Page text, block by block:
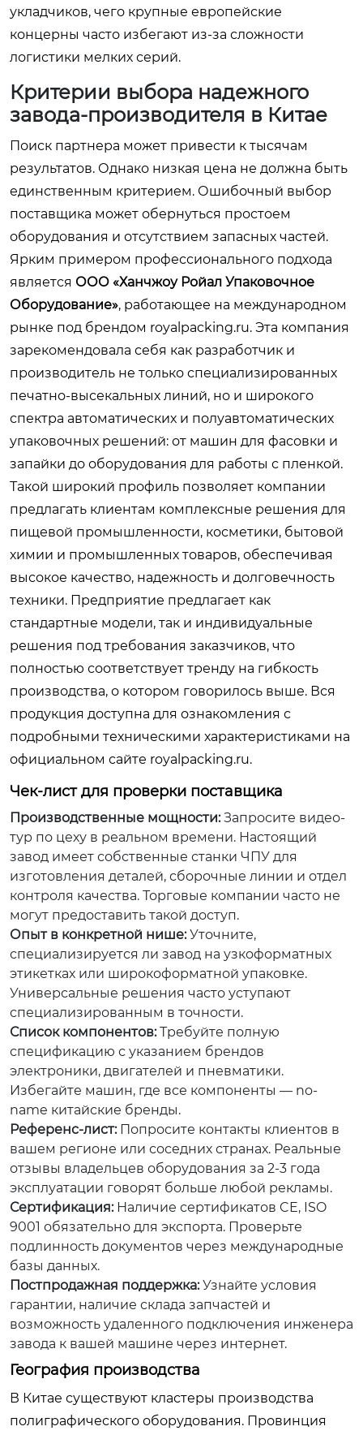
укладчиков, чего крупные европейские
концерны часто избегают из-за сложности
логистики мелких серий.
Критерии выбора надежного
завода-производителя в Китае
Поиск партнера может привести к тысячам
результатов. Однако низкая цена не должна быть
единственным критерием. Ошибочный выбор
поставщика может обернуться простоем
оборудования и отсутствием запасных частей.
Ярким примером профессионального подхода
является ООО «Ханчжоу Ройал Упаковочное
Оборудование», работающее на международном
рынке под брендом royalpacking.ru. Эта компания
зарекомендовала себя как разработчик и
производитель не только специализированных
печатно-высекальных линий, но и широкого
спектра автоматических и полуавтоматических
упаковочных решений: от машин для фасовки и
запайки до оборудования для работы с пленкой.
Такой широкий профиль позволяет компании
предлагать клиентам комплексные решения для
пищевой промышленности, косметики, бытовой
химии и промышленных товаров, обеспечивая
высокое качество, надежность и долговечность
техники. Предприятие предлагает как
стандартные модели, так и индивидуальные
решения под требования заказчиков, что
полностью соответствует тренду на гибкость
производства, о котором говорилось выше. Вся
продукция доступна для ознакомления с
подробными техническими характеристиками на
официальном сайте royalpacking.ru.
Чек-лист для проверки поставщика
Производственные мощности:Запросите видео-
тур по цеху в реальном времени. Настоящий
завод имеет собственные станки ЧПУ для
изготовления деталей, сборочные линии и отдел
контроля качества. Торговые компании часто не
могут предоставить такой доступ.
Опыт в конкретной нише:Уточните,
специализируется ли завод на узкоформатных
этикетках или широкоформатной упаковке.
Универсальные решения часто уступают
специализированным в точности.
Список компонентов:Требуйте полную
спецификацию с указанием брендов
электроники, двигателей и пневматики.
Избегайте машин, где все компоненты — no-
name китайские бренды.
Референс-лист:Попросите контакты клиентов в
вашем регионе или соседних странах. Реальные
отзывы владельцев оборудования за 2-3 года
эксплуатации говорят больше любой рекламы.
Сертификация:Наличие сертификатов CE, ISO
9001 обязательно для экспорта. Проверьте
подлинность документов через международные
базы данных.
Постпродажная поддержка:Узнайте условия
гарантии, наличие склада запчастей и
возможность удаленного подключения инженера
завода к вашей машине через интернет.
География производства
В Китае существуют кластеры производства
полиграфического оборудования. Провинция